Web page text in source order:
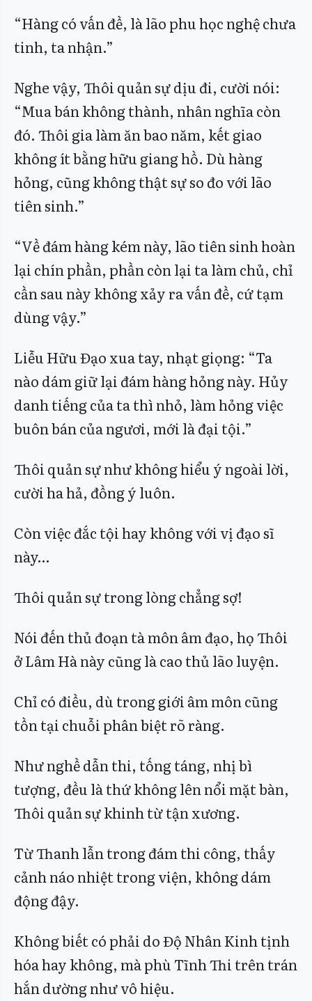
“Hàng có vấn đề, là lão phu học nghệ chưa
tinh, ta nhận.”
Nghe vậy, Thôi quản sự dịu đi, cười nói:
“Mua bán không thành, nhân nghĩa còn
đó. Thôi gia làm ăn bao năm, kết giao
không ít bằng hữu giang hồ. Dù hàng
hỏng, cũng không thật sự so đo với lão
tiên sinh.”
“Về đám hàng kém này, lão tiên sinh hoàn
lại chín phần, phần còn lại ta làm chủ, chỉ
cần sau này không xảy ra vấn đề, cứ tạm
dùng vậy.”
Liễu Hữu Đạo xua tay, nhạt giọng: “Ta
nào dám giữ lại đám hàng hỏng này. Hủy
danh tiếng của ta thì nhỏ, làm hỏng việc
buôn bán của ngươi, mới là đại tội.”
Thôi quản sự như không hiểu ý ngoài lời,
cười ha hả, đồng ý luôn.
Còn việc đắc tội hay không với vị đạo sĩ
này…
Thôi quản sự trong lòng chẳng sợ!
Nói đến thủ đoạn tà môn âm đạo, họ Thôi
ở Lâm Hà này cũng là cao thủ lão luyện.
Chỉ có điều, dù trong giới âm môn cũng
tồn tại chuỗi phân biệt rõ ràng.
Như nghề dẫn thi, tống táng, nhị bì
tượng, đều là thứ không lên nổi mặt bàn,
Thôi quản sự khinh từ tận xương.
Từ Thanh lẫn trong đám thi công, thấy
cảnh náo nhiệt trong viện, không dám
động đậy.
Không biết có phải do Độ Nhân Kinh tịnh
hóa hay không, mà phù Tĩnh Thi trên trán
hắn dường như vô hiệu.